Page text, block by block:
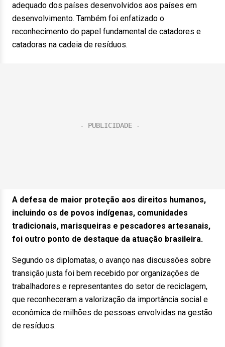
adequado dos países desenvolvidos aos países em
desenvolvimento. Também foi enfatizado o
reconhecimento do papel fundamental de catadores e
catadoras na cadeia de resíduos.
A defesa de maior proteção aos direitos humanos,
incluindo os de povos indígenas, comunidades
tradicionais, marisqueiras e pescadores artesanais,
foi outro ponto de destaque da atuação brasileira.
Segundo os diplomatas, o avanço nas discussões sobre
transição justa foi bem recebido por organizações de
trabalhadores e representantes do setor de reciclagem,
que reconheceram a valorização da importância social e
econômica de milhões de pessoas envolvidas na gestão
de resíduos.